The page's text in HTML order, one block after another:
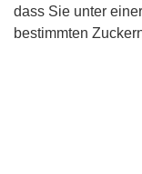
dass Sie unter
bestimmten